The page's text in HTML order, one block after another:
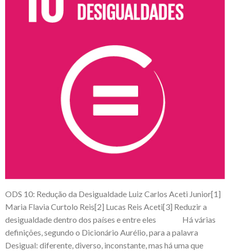
ODS 10: Redução da Desigualdade Luiz Carlos Aceti Junior[1]
Maria Flavia Curtolo Reis[2] Lucas Reis Aceti[3] Reduzir a
desigualdade dentro dos países e entre eles Há várias
definições, segundo o Dicionário Aurélio, para a palavra
Desigual: diferente, diverso, inconstante, mas há uma que